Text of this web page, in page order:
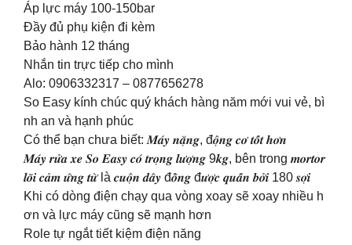
Áp lực máy 100-150bar
Đầy đủ phụ kiện đi kèm
Bảo hành 12 tháng
Nhắn tin trực tiếp cho mình
Alo: 0906332317 – 0877656278
So Easy kính chúc quý khách hàng năm mới vui vẻ, bì
nh an và hạnh phúc
Có thể bạn chưa biết: 𝑴𝒂́𝒚 𝒏𝒂̣̆𝒏𝒈, đ𝒐̣̂𝒏𝒈 𝒄𝒐̛ 𝒕𝒐̂́𝒕 𝒉𝒐̛𝒏
𝑴𝒂́𝒚 𝒓𝒖̛̉𝒂 𝒙𝒆 𝑺𝒐 𝑬𝒂𝒔𝒚 𝒄𝒐́ 𝒕𝒓𝒐̣𝒏𝒈 𝒍𝒖̛𝒐̛̣𝒏𝒈 9𝒌𝒈, bên trong 𝒎𝒐𝒓𝒕𝒐𝒓
𝒍𝒐̃𝒊 𝒄𝒂̉𝒎 𝒖̛́𝒏𝒈 𝒕𝒖̛̀ là 𝒄𝒖𝒐̣̂𝒏 𝒅𝒂̂𝒚 đ𝒐̂̀𝒏𝒈 đ𝒖̛𝒐̛̣𝒄 𝒒𝒖𝒂̂́𝒏 𝒃𝒐̛̉𝒊 180 𝒔𝒐̛̣𝒊
Khi có dòng điện chạy qua vòng xoay sẽ xoay nhiều h
ơn và lực máy cũng sẽ mạnh hơn
Role tự ngắt tiết kiệm điện năng